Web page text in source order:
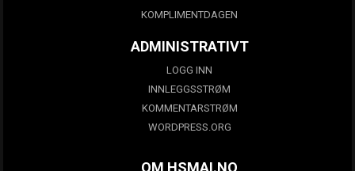
KOMPLIMENTDAGEN
ADMINISTRATIVT
LOGG INN
INNLEGGSSTRØM
KOMMENTARSTRØM
WORDPRESS.ORG
OM HSMAI.NO